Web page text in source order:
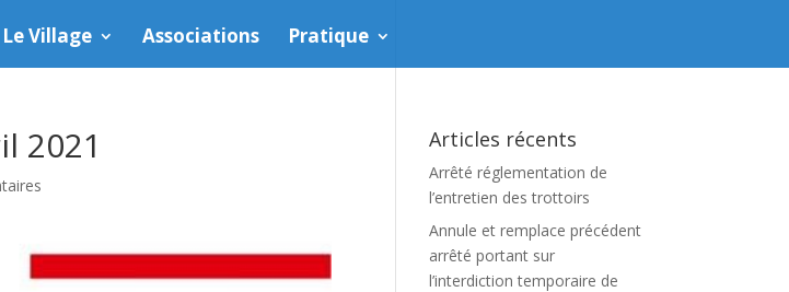
Le Village Associations Pratique
2021 Articles récents
Arrêté réglementation de
l’entretien des trottoirs
Annule et remplace précédent
arrêté portant sur
l’interdiction temporaire de